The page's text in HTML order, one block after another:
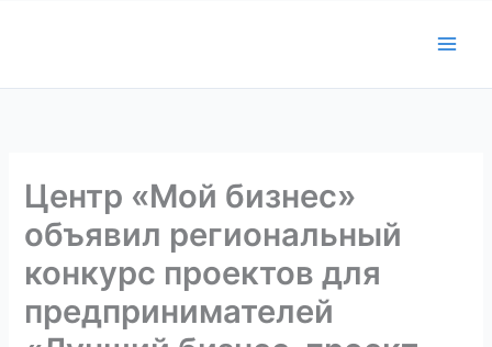
Центр «Мой бизнес»
объявил региональный
конкурс проектов для
предпринимателей